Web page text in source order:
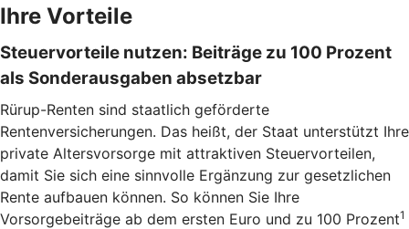
Ihre Vorteile
Steuervorteile nutzen: Beiträge zu 100 Prozent
als Sonderausgaben absetzbar
Rürup-Renten sind staatlich geförderte
Rentenversicherungen. Das heißt, der Staat unterstützt Ihre
private Altersvorsorge mit attraktiven Steuervorteilen,
damit Sie sich eine sinnvolle Ergänzung zur gesetzlichen
Rente aufbauen können. So können Sie Ihre
Vorsorgebeiträge ab dem ersten Euro und zu 100 Prozent1